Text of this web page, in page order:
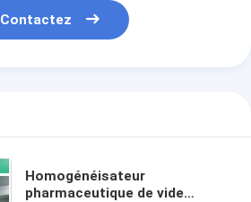
Contactez
Homogénéisateur
pharmaceutique de vide